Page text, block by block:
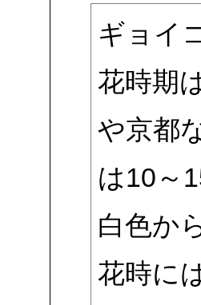
ギョイ
花時期
や京都
は10～
白色か
花時に